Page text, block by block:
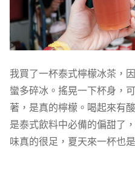
我買了一杯泰式檸檬冰茶，
蠻多碎冰。搖晃一下杯身，
著，是真的檸檬。喝起來有
是泰式飲料中必備的偏甜了
味真的很足，夏天來一杯也